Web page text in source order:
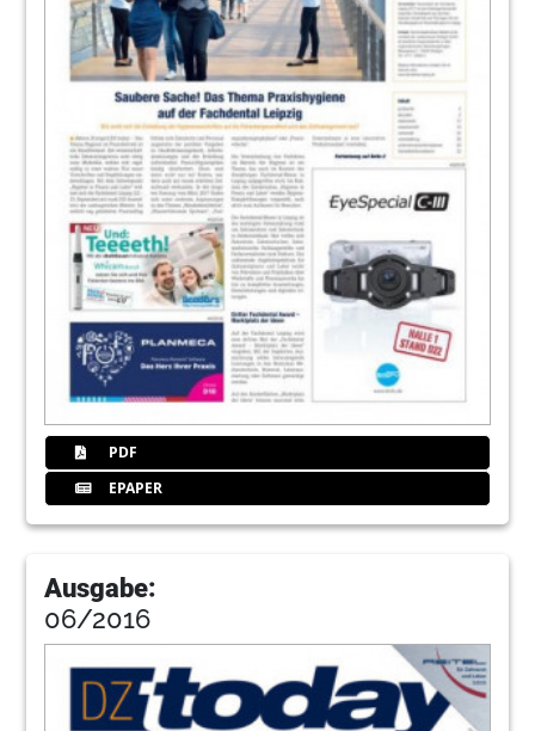
PDF
EPAPER
Ausgabe:
06/2016